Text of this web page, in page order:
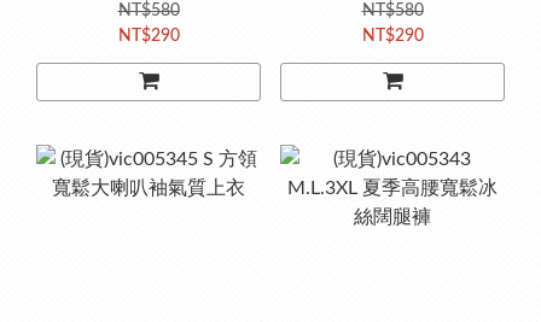
NT$580
NT$290
NT$580
NT$290